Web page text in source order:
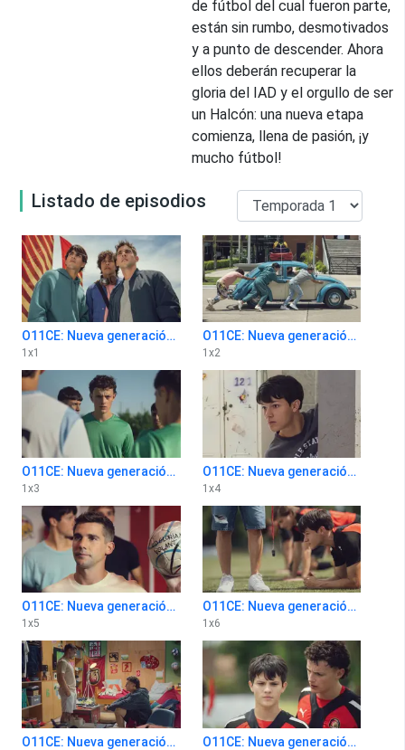
de fútbol del cual fueron parte,
están sin rumbo, desmotivados
y a punto de descender. Ahora
ellos deberán recuperar la
gloria del IAD y el orgullo de ser
un Halcón: una nueva etapa
comienza, llena de pasión, ¡y
mucho fútbol!
Listado de episodios
O11CE: Nueva generación 1x1
1 x1
O11CE: Nueva generación 1x2
1 x2
O11CE: Nueva generación 1x3
1 x3
O11CE: Nueva generación 1x4
1 x4
O11CE: Nueva generación 1x5
1 x5
O11CE: Nueva generación 1x6
1 x6
O11CE: Nueva generación 1x7 O11CE: Nueva generación 1x8